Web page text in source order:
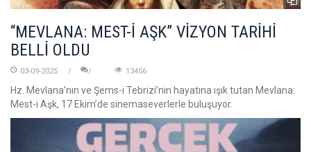
“MEVLANA: MEST-İ AŞK” VİZYON TARİHİ
BELLİ OLDU
03-09-2025 13456
Hz. Mevlana’nın ve Şems-i Tebrizi’nin hayatına ışık tutan Mevlana:
Mest-i Aşk, 17 Ekim’de sinemaseverlerle buluşuyor.